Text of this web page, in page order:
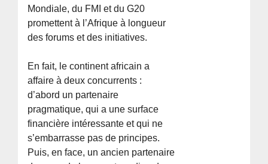
Mondiale, du FMI et du G20
promettent à l’Afrique à longueur
des forums et des initiatives.
En fait, le continent africain a
affaire à deux concurrents :
d’abord un partenaire
pragmatique, qui a une surface
financière intéressante et qui ne
s’embarrasse pas de principes.
Puis, en face, un ancien partenaire